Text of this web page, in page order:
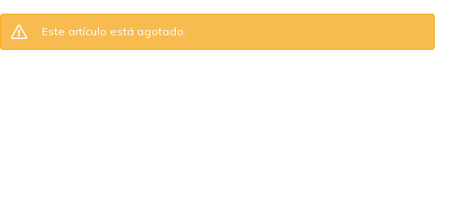
Este artículo está agotado.